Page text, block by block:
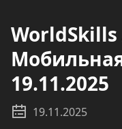
19.11.2025
19.11.2025